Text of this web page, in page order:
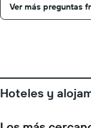
Ver más preguntas
Hoteles y